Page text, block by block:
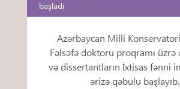
başladı
Azərbaycan Milli
Fəlsəfə doktoru proqramı
və dissertantların İxtisas fənni
ərizə qəbulu başlayıb.